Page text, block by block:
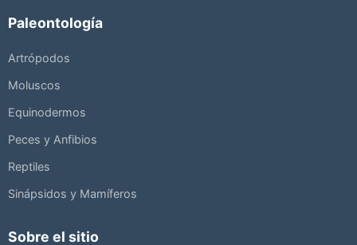
Paleontología
Artrópodos
Moluscos
Equinodermos
Peces y Anfibios
Reptiles
Sinápsidos y Mamíferos
Sobre el sitio